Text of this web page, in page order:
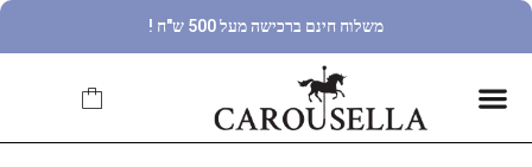
משלוח חינם ברכישה מעל 500 ש"ח !